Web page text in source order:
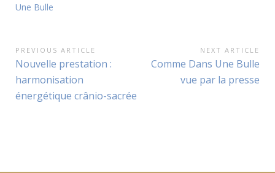
Une Bulle
Navigation
de
l’article
PREVIOUS ARTICLE
Previous
Article:
Nouvelle prestation :
harmonisation
énergétique crânio-sacrée
NEXT ARTICLE
Next
Comme Dans Une Bulle
vue par la presse